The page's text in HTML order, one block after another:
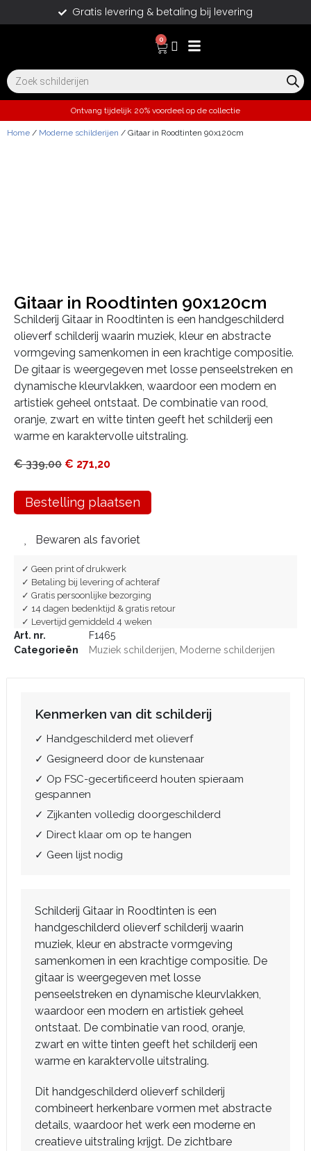
Gratis levering & betaling bij levering
0
Ontvang tijdelijk 20% voordeel op de collectie
Home / Moderne schilderijen / Gitaar in Roodtinten 90x120cm
Gitaar in Roodtinten 90x120cm
Schilderij Gitaar in Roodtinten is een handgeschilderd
olieverf schilderij waarin muziek, kleur en abstracte
vormgeving samenkomen in een krachtige compositie.
De gitaar is weergegeven met losse penseelstreken en
dynamische kleurvlakken, waardoor een modern en
artistiek geheel ontstaat. De combinatie van rood,
oranje, zwart en witte tinten geeft het schilderij een
warme en karaktervolle uitstraling.
€339,00 € 271,20
Bestelling plaatsen
Bewaren als favoriet
✓ Geen print of drukwerk
✓ Betaling bij levering of achteraf
✓ Gratis persoonlijke bezorging
✓ 14 dagen bedenktijd & gratis retour
✓ Levertijd gemiddeld 4 weken
Art. nr.
F1465
Categorieën
Muziek schilderijen Moderne schilderijen
Kenmerken van dit schilderij
✓ Handgeschilderd met olieverf
✓ Gesigneerd door de kunstenaar
✓ Op FSC-gecertificeerd houten spieraam
gespannen
✓ Zijkanten volledig doorgeschilderd
✓ Direct klaar om op te hangen
✓ Geen lijst nodig
Schilderij Gitaar in Roodtinten is een
handgeschilderd olieverf schilderij waarin
muziek, kleur en abstracte vormgeving
samenkomen in een krachtige compositie. De
gitaar is weergegeven met losse
penseelstreken en dynamische kleurvlakken,
waardoor een modern en artistiek geheel
ontstaat. De combinatie van rood, oranje,
zwart en witte tinten geeft het schilderij een
warme en karaktervolle uitstraling.
Dit handgeschilderd olieverf schilderij
combineert herkenbare vormen met abstracte
details, waardoor het werk een moderne en
creatieve uitstraling krijgt. De zichtbare